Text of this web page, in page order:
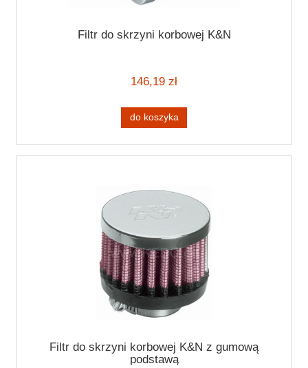
Filtr do skrzyni korbowej K&N
146,19 zł
do koszyka
Filtr do skrzyni korbowej K&N z gumową
podstawą